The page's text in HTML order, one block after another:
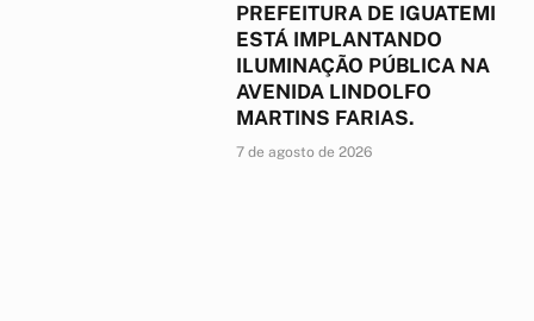
PREFEITURA DE IGUATEMI
ESTÁ IMPLANTANDO
ILUMINAÇÃO PÚBLICA NA
AVENIDA LINDOLFO
MARTINS FARIAS.
7 de agosto de 2026